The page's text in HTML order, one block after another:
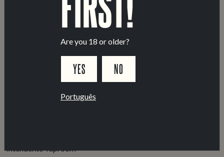
Capacidade de resolução de problemas, autonomia e
gosto por ambientes dinâmicos.
Paixão por cerveja artesanal é uma mais-valia.
Intendente Taproom
Are you 18 or older?
YES NO
Português